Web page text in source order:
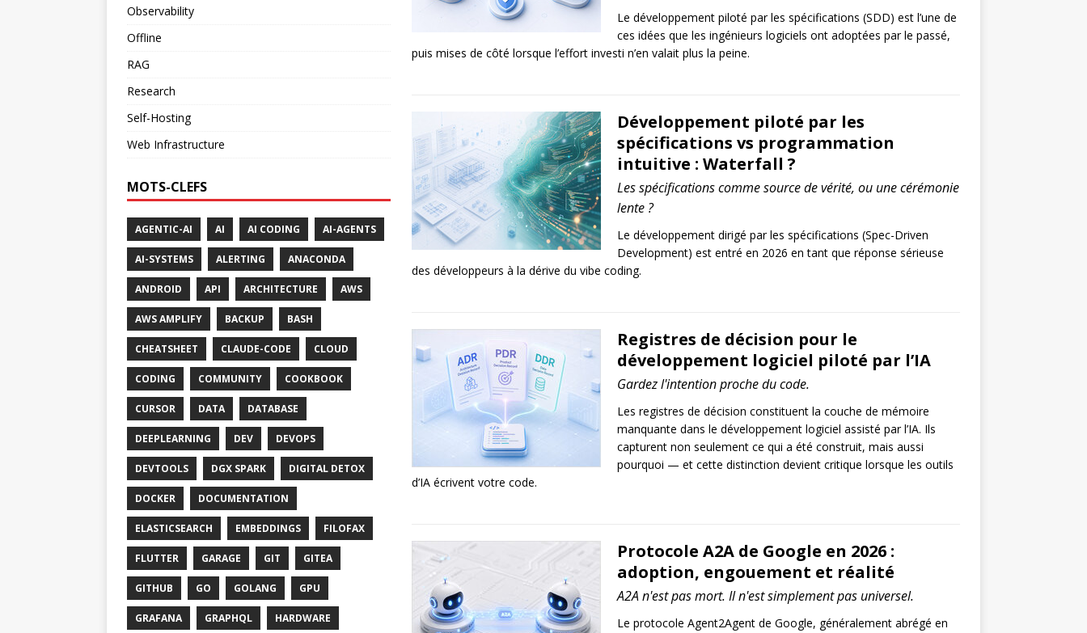
Le développement piloté par les spécifications (SDD) est l’une de
ces idées que les ingénieurs logiciels ont adoptées par le passé,
puis mises de côté lorsque l’effort investi n’en valait plus la peine.
Développement piloté par les
spécifications vs programmation
intuitive : Waterfall ?
Les spécifications comme source de vérité, ou une cérémonie
lente ?
Le développement dirigé par les spécifications (Spec-Driven
Development) est entré en 2026 en tant que réponse sérieuse
des développeurs à la dérive du vibe coding.
Registres de décision pour le
développement logiciel piloté par l’IA
Gardez l'intention proche du code.
Les registres de décision constituent la couche de mémoire
manquante dans le développement logiciel assisté par l’IA. Ils
capturent non seulement ce qui a été construit, mais aussi
pourquoi — et cette distinction devient critique lorsque les outils
d’IA écrivent votre code.
Protocole A2A de Google en 2026 :
adoption, engouement et réalité
A2A n'est pas mort. Il n'est simplement pas universel.
Le protocole Agent2Agent de Google, généralement abrégé en
Observability
Offline
RAG
Research
Self-Hosting
Web Infrastructure
MOTS-CLEFS
AGENTIC-AI AI AI CODING AI-AGENTS
AI-SYSTEMS ALERTING ANACONDA
ANDROID API ARCHITECTURE AWS
AWS AMPLIFY BACKUP BASH
CHEATSHEET CLAUDE-CODE CLOUD
CODING COMMUNITY COOKBOOK
CURSOR DATA DATABASE
DEEPLEARNING DEV DEVOPS
DEVTOOLS DGX SPARK DIGITAL DETOX
DOCKER DOCUMENTATION
ELASTICSEARCH EMBEDDINGS FILOFAX
FLUTTER GARAGE GIT GITEA
GITHUB GO GOLANG GPU
GRAFANA GRAPHQL HARDWARE